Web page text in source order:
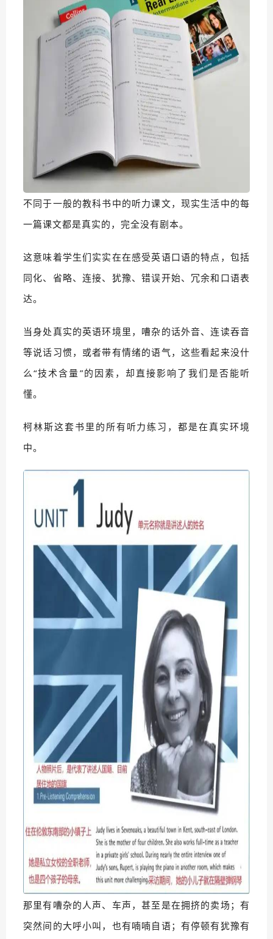
不同于一般的教科书中的听力课文，现实生活中的每
一篇课文都是真实的，完全没有剧本。
这意味着学生们实实在在感受英语口语的特点，包括
同化、省略、连接、犹豫、错误开始、冗余和口语表
达。
当身处真实的英语环境里，嘈杂的话外音、连读吞音
等说话习惯，或者带有情绪的语气，这些看起来没什
么“技术含量”的因素，却直接影响了我们是否能听
懂。
柯林斯这套书里的所有听力练习，都是在真实环境
中。
那里有嘈杂的人声、车声，甚至是在拥挤的卖场；有
突然间的大呼小叫，也有喃喃自语；有停顿有犹豫有